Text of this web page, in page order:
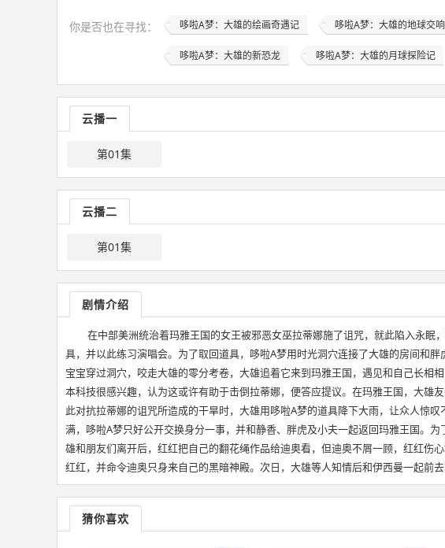
你是否也在寻找： 哆啦A梦：大雄的绘画奇遇记 哆啦A梦：大雄的地球交
哆啦A梦：大雄的新恐龙 哆啦A梦：大雄的月球探险记
云播一
第01集
云播二
第01集
剧情介绍
在中部美洲统治着玛雅王国的女王被邪恶女巫拉蒂娜施了诅咒，就此陷入永
具，并以此练习演唱会。为了取回道具，哆啦A梦用时光洞穴连接了大雄的房间和
宝宝穿过洞穴，咬走大雄的零分考卷，大雄追着它来到玛雅王国，遇见和自己长
本科技很感兴趣，认为这或许有助于击倒拉蒂娜，便答应提议。在玛雅王国，大
此对抗拉蒂娜的诅咒所造成的干旱时，大雄用哆啦A梦的道具降下大雨，让众人惊
满，哆啦A梦只好公开交换身分一事，并和静香、胖虎及小夫一起返回玛雅王国。
雄和朋友们离开后，红红把自己的翻花绳作品给迪奥看，但迪奥不屑一顾，红红
红红，并命令迪奥只身来自己的黑暗神殿。次日，大雄等人知情后和伊西曼一起前
猜你喜欢